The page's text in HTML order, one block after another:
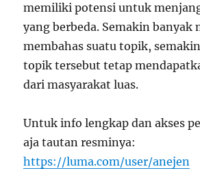
memiliki potensi untuk
yang berbeda. Semakin banyak
membahas suatu topik,
topik tersebut tetap
dari masyarakat luas.
Untuk info lengkap dan akses
aja tautan resminya:
https://luma.com/user/anejen